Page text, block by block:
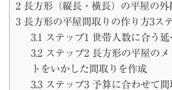
2 長方形（縦長・横長）の平屋の外
3 長方形の平屋間取りの作り方3ス
3.1
ステップ1 世帯人数に合う
3.2ステップ2 長方形の平屋のメ
トをいかした間取りを作成
3.3ステップ3 予算に合わせて間